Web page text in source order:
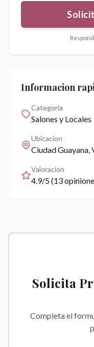
Informacion
Categoria
Salones y Locales
Ubicacion
Ciudad Guayana,
Valoracion
4.9/5 (13
Solicita
Completa el